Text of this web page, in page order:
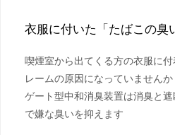
衣服に付いた「たばこの臭
喫煙室から出てくる方の衣服に
レームの原因になっていませんか
ゲート型中和消臭装置は消臭と
で嫌な臭いを抑えます